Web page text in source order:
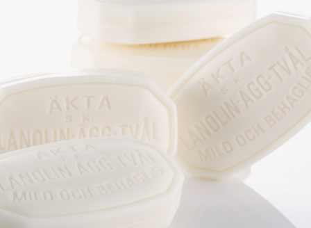
찬들마루 주문/배송 고객센터